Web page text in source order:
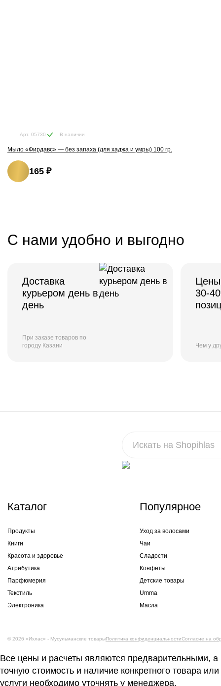
Арт. 05730 В наличии
Мыло «Фирдавс» — без запаха (для хаджа и умры) 100 гр.
165 ₽
С нами удобно и выгодно
Доставка
курьером день в
день
При заказе товаров по
городу Казани
30-
Чем у
Каталог
Продукты
Книги
Красота и здоровье
Атрибутика
Парфюмерия
Текстиль
Электроника
Популярное
Уход за волосами
Чаи
Сладости
Конфеты
Детские товары
Umma
Масла
© 2026 «Ихлас» - Мусульманские товарыПолитика конфиденциальностиСогласие на
Все цены и расчеты являются предварительными, а
точную стоимость и наличие конкретного товара или
услуги необходимо уточнять у менеджера.